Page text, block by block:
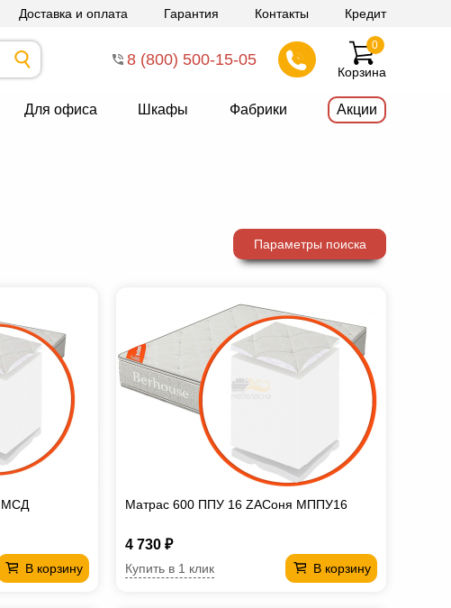
Доставка и оплата Гарантия Контакты Кредит
8 (800) 500-15-05
Корзина
0
Для офиса Шкафы Фабрики Акции
Параметры поиска
МСД
В корзину
Матрас 600 ППУ 16 ZAСоня МППУ16
4 730 ₽
В корзину
Купить в 1 клик